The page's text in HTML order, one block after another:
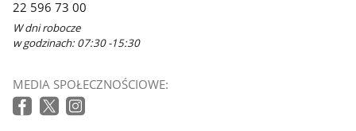
22 596 73 00
W dni robocze
w godzinach: 07:30 -15:30
MEDIA SPOŁECZNOŚCIOWE: